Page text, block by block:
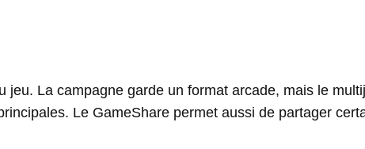
jeu. La campagne garde un format arcade, mais le
Le GameShare permet aussi de partager